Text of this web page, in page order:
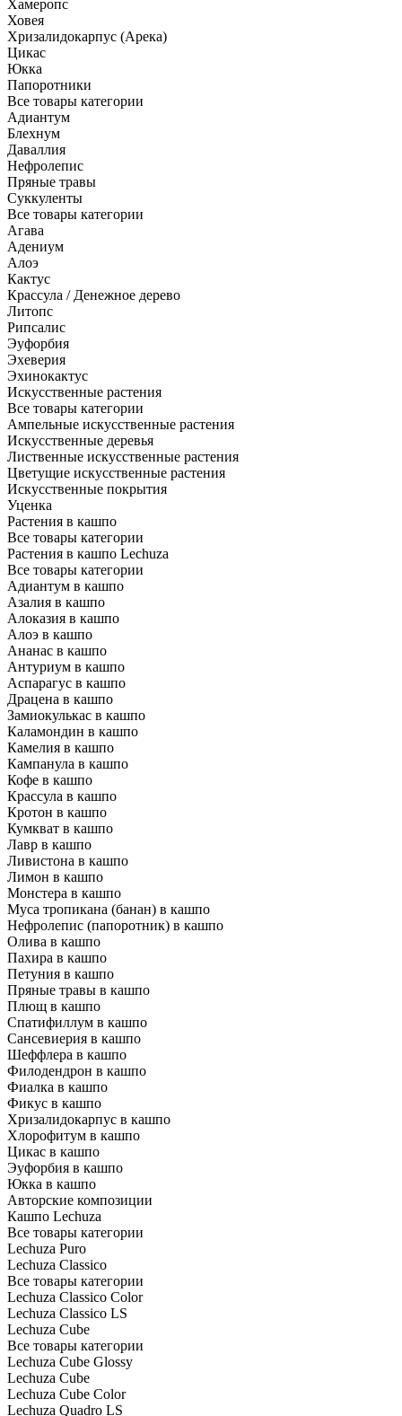
Хамеропс
Ховея
Хризалидокарпус (Арека)
Цикас
Юкка
Папоротники
Все товары категории
Адиантум
Блехнум
Даваллия
Нефролепис
Пряные травы
Суккуленты
Все товары категории
Агава
Адениум
Алоэ
Кактус
Крассула / Денежное дерево
Литопс
Рипсалис
Эуфорбия
Эхеверия
Эхинокактус
Искусственные растения
Все товары категории
Ампельные искусственные растения
Искусственные деревья
Лиственные искусственные растения
Цветущие искусственные растения
Искусственные покрытия
Уценка
Растения в кашпо
Все товары категории
Растения в кашпо Lechuza
Все товары категории
Адиантум в кашпо
Азалия в кашпо
Алоказия в кашпо
Алоэ в кашпо
Ананас в кашпо
Антуриум в кашпо
Аспарагус в кашпо
Драцена в кашпо
Замиокулькас в кашпо
Каламондин в кашпо
Камелия в кашпо
Кампанула в кашпо
Кофе в кашпо
Крассула в кашпо
Кротон в кашпо
Кумкват в кашпо
Лавр в кашпо
Ливистона в кашпо
Лимон в кашпо
Монстера в кашпо
Муса тропикана (банан) в кашпо
Нефролепис (папоротник) в кашпо
Олива в кашпо
Пахира в кашпо
Петуния в кашпо
Пряные травы в кашпо
Плющ в кашпо
Спатифиллум в кашпо
Сансевиерия в кашпо
Шеффлера в кашпо
Филодендрон в кашпо
Фиалка в кашпо
Фикус в кашпо
Хризалидокарпус в кашпо
Хлорофитум в кашпо
Цикас в кашпо
Эуфорбия в кашпо
Юкка в кашпо
Авторские композиции
Кашпо Lechuza
Все товары категории
Lechuza Puro
Lechuza Classico
Все товары категории
Lechuza Classico Color
Lechuza Classico LS
Lechuza Cube
Все товары категории
Lechuza Cube Glossy
Lechuza Cube
Lechuza Cube Color
Lechuza Quadro LS